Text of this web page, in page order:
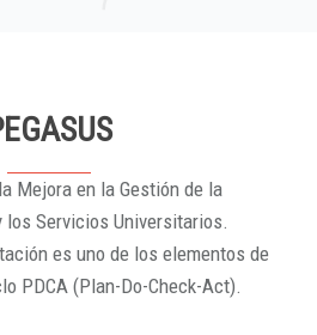
Mejora en la Gestión de la
Servicios Universitarios.
es uno de los elementos de
PDCA (Plan-Do-Check-Act).